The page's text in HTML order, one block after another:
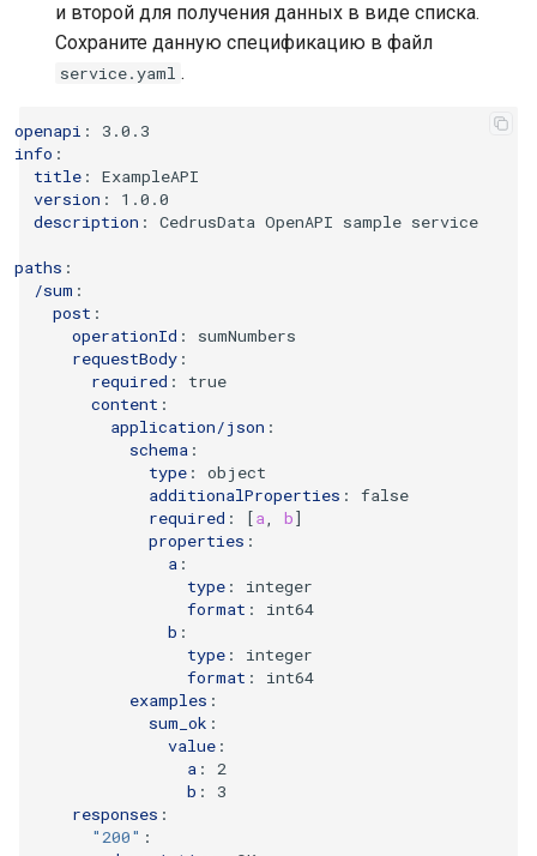
и второй для получения данных в виде списка.
Сохраните данную спецификацию в файл
service.yaml .
openapi :
3.0.3
info :
title :
ExampleAPI
version :
1.0.0
description : CedrusData OpenAPI sample service
paths :
/sum :
post :
operationId :
sumNumbers
requestBody :
required :
true
content :
application/json :
schema :
type :
object
additionalProperties :
false
required : [a b]
properties :
a :
type :
integer
format :
int64
b :
type :
integer
format :
int64
examples :
sum_ok :
value :
a :
2
b :
3
responses :
"200" :